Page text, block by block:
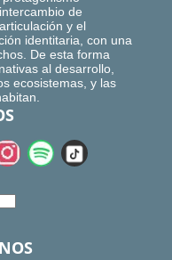
de
y el
identitaria, con una
De esta forma
al desarrollo,
ecosistemas, y las